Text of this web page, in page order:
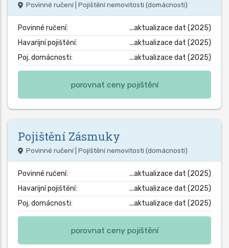
Povinné ručení | Pojištění nemovitosti (domácnosti)
Povinné ručení:
...aktualizace dat (2025)
Havarijní pojištění:
...aktualizace dat (2025)
Poj. domácnosti:
...aktualizace dat (2025)
porovnat ceny pojištění
Pojištění Zásmuky
Povinné ručení | Pojištění nemovitosti (domácnosti)
Povinné ručení:
...aktualizace dat (2025)
Havarijní pojištění:
...aktualizace dat (2025)
Poj. domácnosti:
...aktualizace dat (2025)
porovnat ceny pojištění